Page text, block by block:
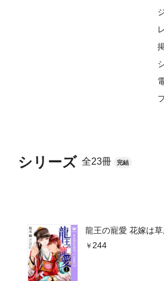
シリーズ 全23冊 完結
龍王の寵愛 花嫁は
244